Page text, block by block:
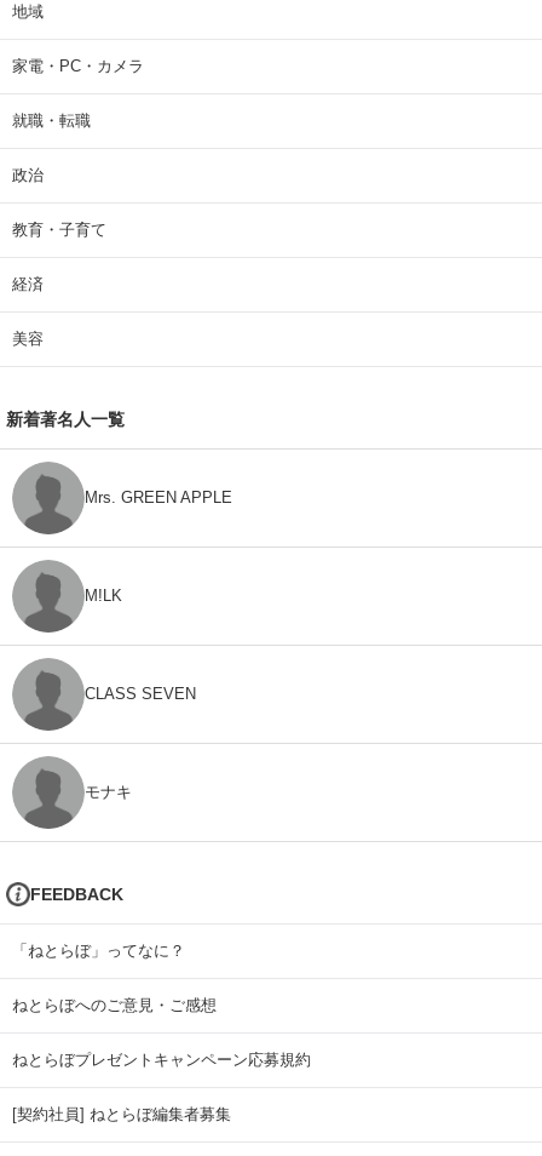
地域
家電・PC・カメラ
就職・転職
政治
教育・子育て
経済
美容
新着著名人一覧
Mrs. GREEN APPLE
M!LK
CLASS SEVEN
モナキ
FEEDBACK
「ねとらぼ」ってなに？
ねとらぼへのご意見・ご感想
ねとらぼプレゼントキャンペーン応募規約
[契約社員] ねとらぼ編集者募集